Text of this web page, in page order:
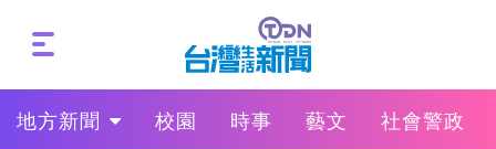
地方新聞 校園 時事 藝文 社會警政